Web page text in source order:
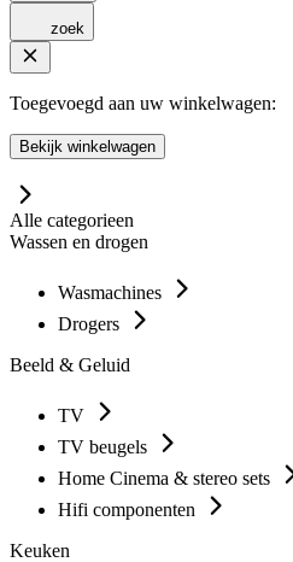
zoek
Toegevoegd aan uw winkelwagen:
Bekijk winkelwagen
Alle categorieen
Wassen en drogen
Wasmachines
Drogers
Beeld & Geluid
TV
TV beugels
Home Cinema & stereo sets
Hifi componenten
Keuken